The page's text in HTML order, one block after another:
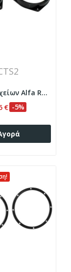
Βάσεις Ηχείων Alfa Romeo
€ -5%